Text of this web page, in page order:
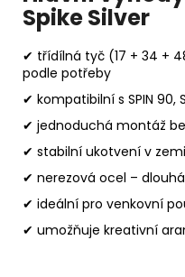
Spike Silver
✔ třídílná tyč (17 + 34 +
podle potřeby
✔ kompatibilní s SPIN 90,
✔ jednoduchá montáž
✔ stabilní ukotvení v
✔ nerezová ocel –
✔ ideální pro venkovní
✔ umožňuje kreativní